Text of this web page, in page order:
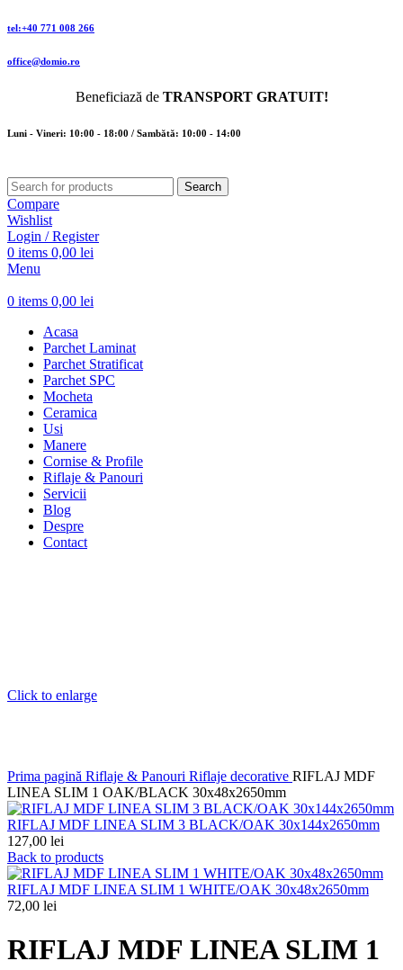
tel:+40 771 008 266
office@domio.ro
Beneficiază de TRANSPORT GRATUIT!
Luni - Vineri: 10:00 - 18:00 / Sambătă: 10:00 - 14:00
Search
Compare
Wishlist
Login / Register
0 items 0,00 lei
Menu
0 items 0,00 lei
Acasa
Parchet Laminat
Parchet Stratificat
Parchet SPC
Mocheta
Ceramica
Usi
Manere
Cornise & Profile
Riflaje & Panouri
Servicii
Blog
Despre
Contact
Click to enlarge
Prima pagină Riflaje & Panouri Riflaje decorative RIFLAJ MDF
LINEA SLIM 1 OAK/BLACK 30x48x2650mm
RIFLAJ MDF LINEA SLIM 3 BLACK/OAK 30x144x2650mm
127,00 lei
Back to products
RIFLAJ MDF LINEA SLIM 1 WHITE/OAK 30x48x2650mm
72,00 lei
RIFLAJ MDF LINEA SLIM 1